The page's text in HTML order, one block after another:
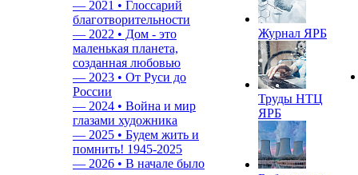
— 2021 • Глоссарий
благотворительности
— 2022 • Дом - это
маленькая планета,
созданная любовью
— 2023 • От Руси до
России
— 2024 • Война и мир
глазами художника
— 2025 • Будем жить и
помнить! 1945-2025
— 2026 • В начале было
Журнал ЯРБ
Труды НТЦ
ЯРБ